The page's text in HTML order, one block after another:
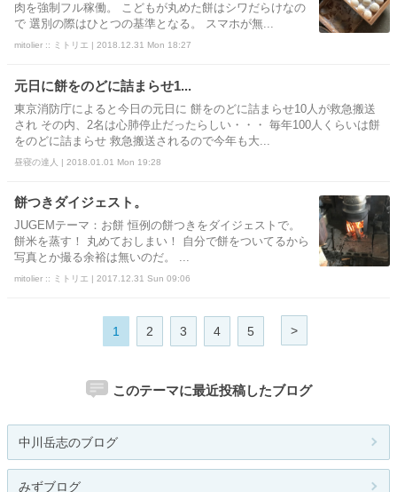
肉を強制フル稼働。 こどもが丸めた餅はシワだらけなの
で 選別の際はひとつの基準となる。 スマホが無...
mitolier :: ミトリエ | 2018.12.31 Mon 18:27
元日に餅をのどに詰まらせ1...
東京消防庁によると今日の元日に 餅をのどに詰まらせ10人が救急搬送
され その内、2名は心肺停止だったらしい・・・ 毎年100人くらいは餅
をのどに詰まらせ 救急搬送されるので今年も大...
昼寝の達人 | 2018.01.01 Mon 19:28
餅つきダイジェスト。
JUGEMテーマ：お餅 恒例の餅つきをダイジェストで。
餅米を蒸す！ 丸めておしまい！ 自分で餅をついてるから
写真とか撮る余裕は無いのだ。 ...
mitolier :: ミトリエ | 2017.12.31 Sun 09:06
1 2 3 4 5 >
このテーマに最近投稿したブログ
中川岳志のブログ
みずブログ